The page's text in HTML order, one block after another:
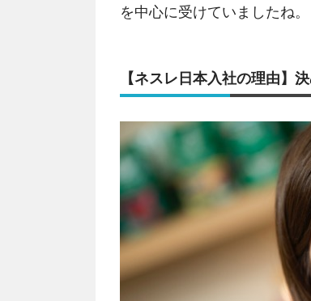
を中心に受けていましたね。
【ネスレ日本入社の理由】